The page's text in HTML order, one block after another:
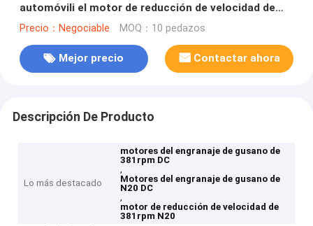
automóvili el motor de reducción de velocidad de
381rpm n20
Precio：Negociable MOQ：10 pedazos
Mejor precio Contactar ahora
Descripción De Producto
Lo más destacado
motores del engranaje de gusano de
381rpm DC
,
Motores del engranaje de gusano de
N20 DC
,
motor de reducción de velocidad de
381rpm N20